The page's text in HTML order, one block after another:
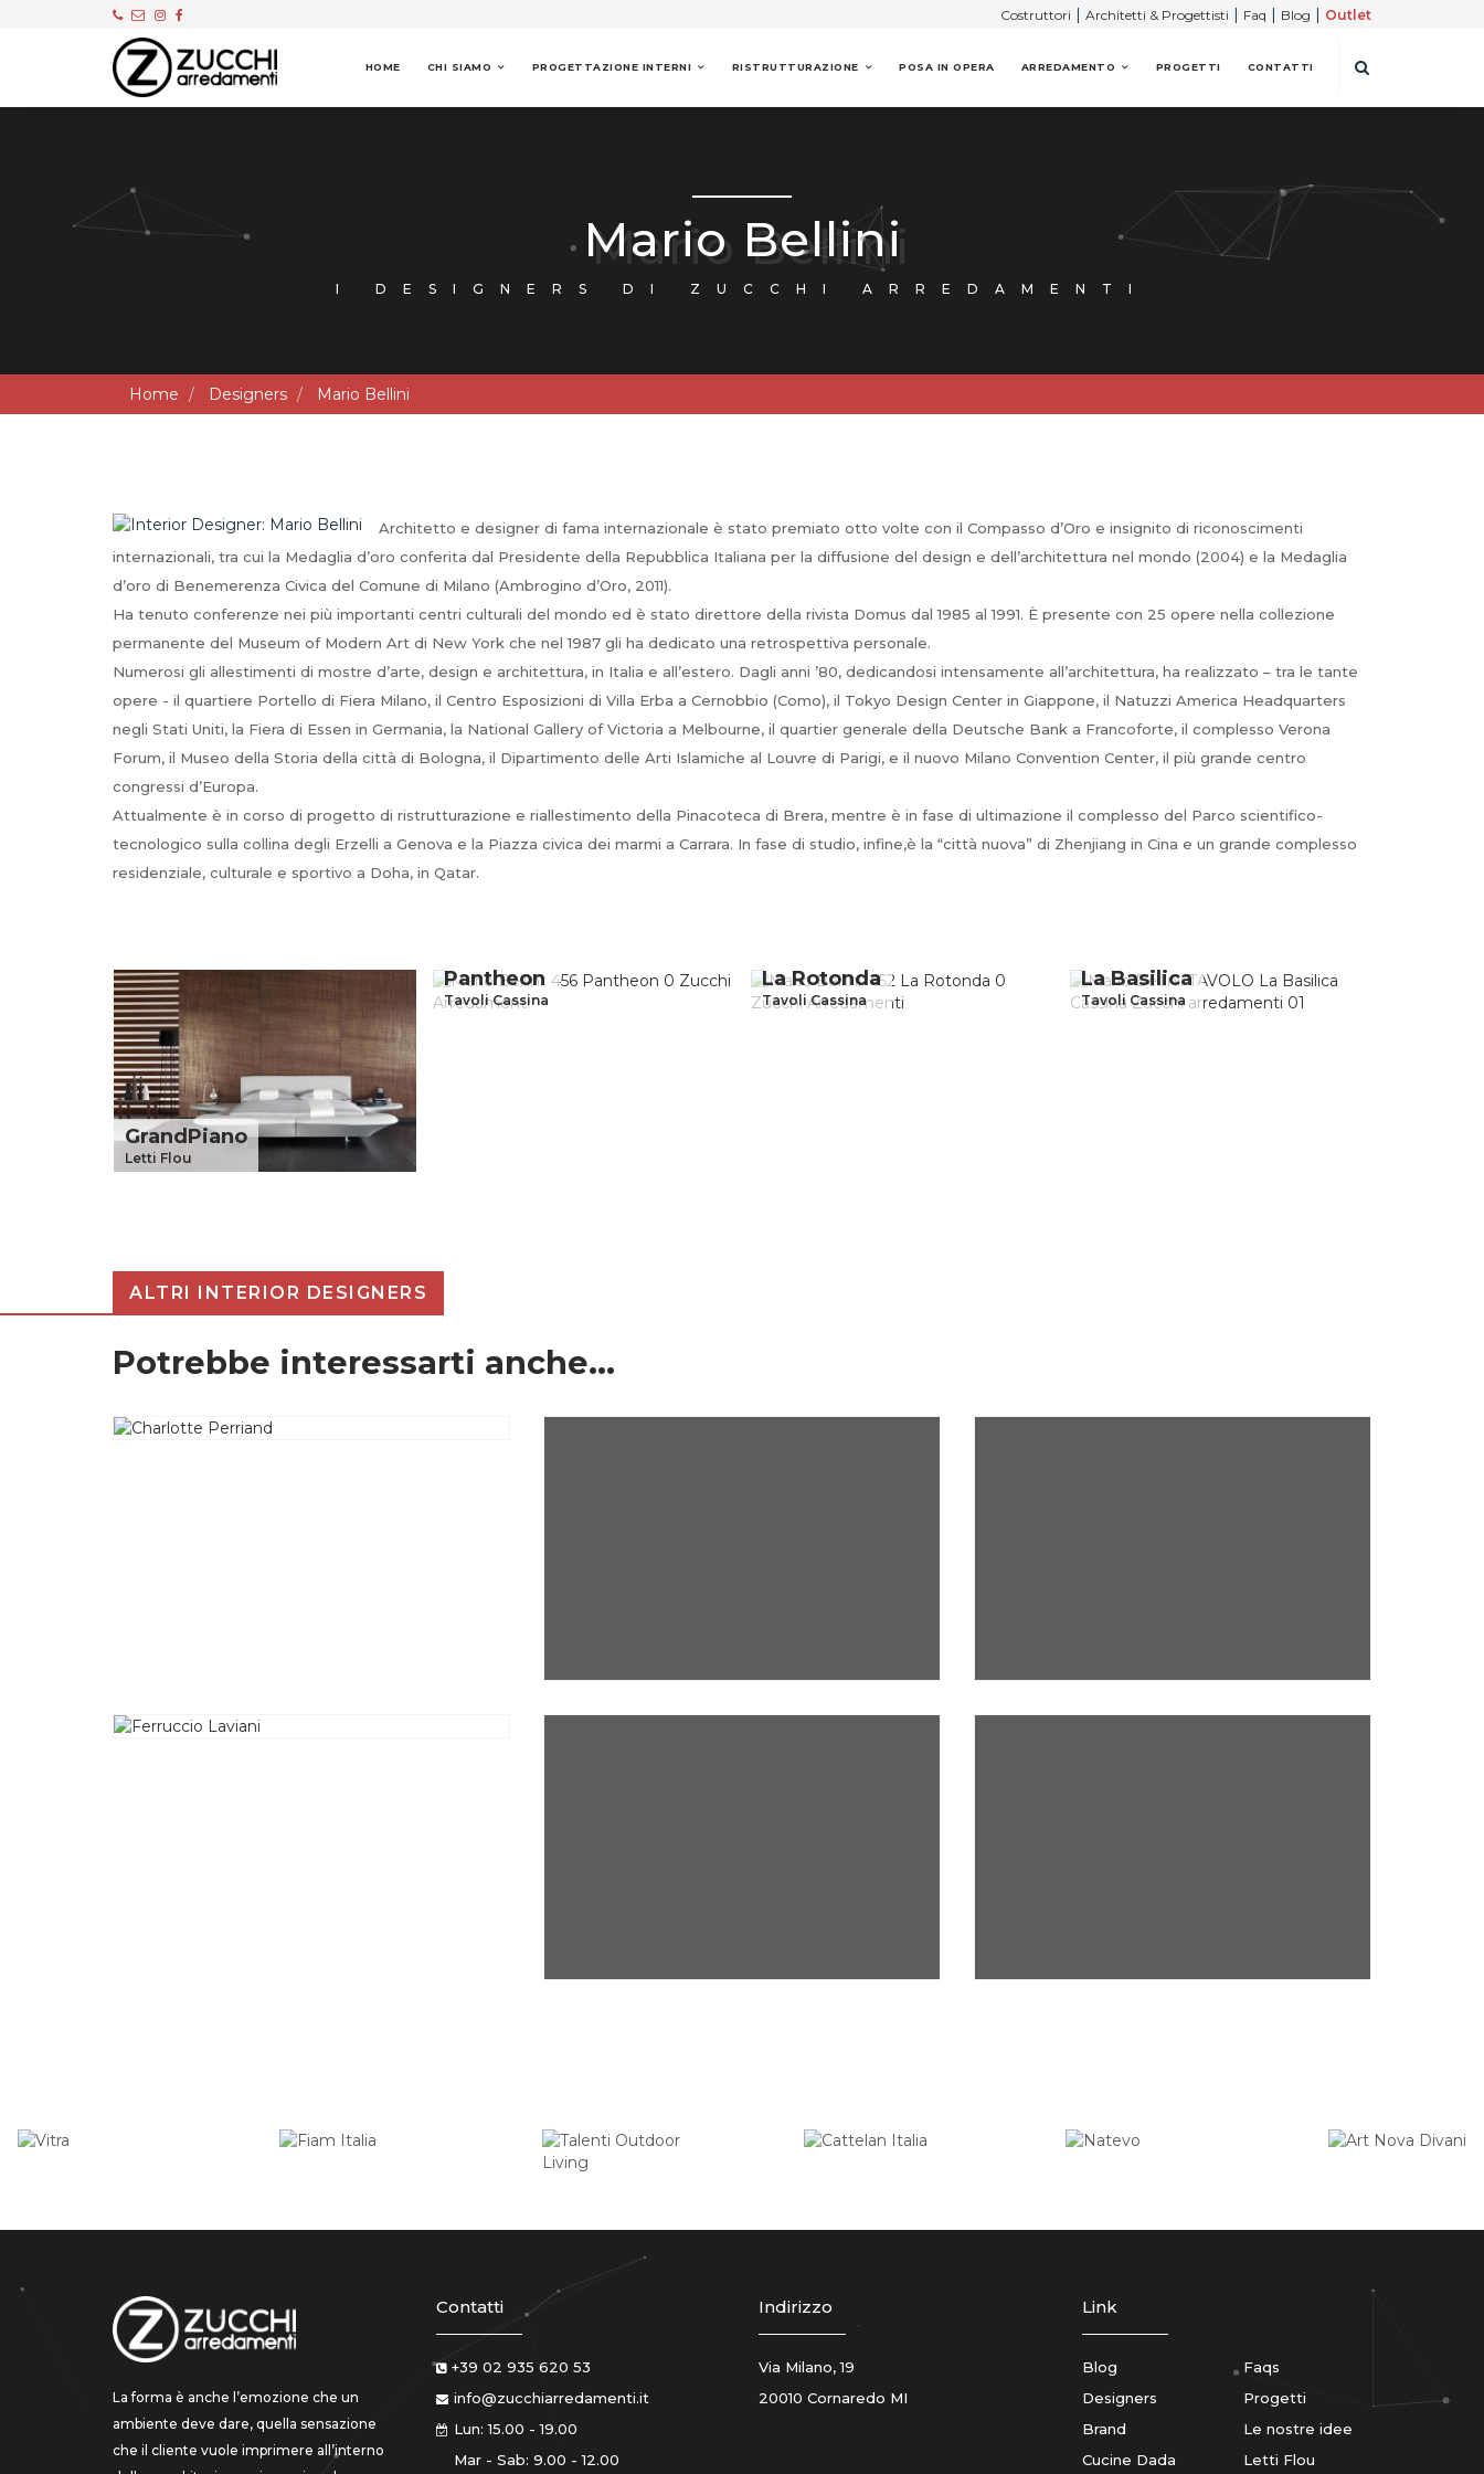
Costruttori | Architetti & Progettisti | Faq | Blog | Outlet
HOME CHI SIAMO PROGETTAZIONE INTERNI RISTRUTTURAZIONE POSA IN OPERA ARREDAMENTO PROGETTI CONTATTI
Mario Bellini
I DESIGNERS DI ZUCCHI ARREDAMENTI
Home Designers Mario Bellini
Architetto e designer di fama internazionale è stato premiato otto volte con il Compasso d’Oro e insignito di riconoscimenti
internazionali, tra cui la Medaglia d’oro conferita dal Presidente della Repubblica Italiana per la diffusione del design e dell’architettura nel mondo (2004) e la Medaglia
d’oro di Benemerenza Civica del Comune di Milano (Ambrogino d’Oro, 2011).
Ha tenuto conferenze nei più importanti centri culturali del mondo ed è stato direttore della rivista Domus dal 1985 al 1991. È presente con 25 opere nella collezione
permanente del Museum of Modern Art di New York che nel 1987 gli ha dedicato una retrospettiva personale.
Numerosi gli allestimenti di mostre d’arte, design e architettura, in Italia e all’estero. Dagli anni ’80, dedicandosi intensamente all’architettura, ha realizzato – tra le tante
opere - il quartiere Portello di Fiera Milano, il Centro Esposizioni di Villa Erba a Cernobbio (Como), il Tokyo Design Center in Giappone, il Natuzzi America Headquarters
negli Stati Uniti, la Fiera di Essen in Germania, la National Gallery of Victoria a Melbourne, il quartier generale della Deutsche Bank a Francoforte, il complesso Verona
Forum, il Museo della Storia della città di Bologna, il Dipartimento delle Arti Islamiche al Louvre di Parigi, e il nuovo Milano Convention Center, il più grande centro
congressi d’Europa.
Attualmente è in corso di progetto di ristrutturazione e riallestimento della Pinacoteca di Brera, mentre è in fase di ultimazione il complesso del Parco scientifico-
tecnologico sulla collina degli Erzelli a Genova e la Piazza civica dei marmi a Carrara. In fase di studio, infine,è la “città nuova” di Zhenjiang in Cina e un grande complesso
residenziale, culturale e sportivo a Doha, in Qatar.
GrandPiano
Letti Flou
Pantheon
Tavoli Cassina
La Rotonda
Tavoli Cassina
La Basilica
Tavoli Cassina
ALTRI INTERIOR DESIGNERS
Potrebbe interessarti anche...
La forma è anche l’emozione che un
ambiente deve dare, quella sensazione
che il cliente vuole imprimere all’interno
Contatti
+39 02 935 620 53
info@zucchiarredamenti.it
Lun: 15.00 - 19.00
Mar - Sab: 9.00 - 12.00
Indirizzo
Via Milano, 19
20010 Cornaredo MI
Link
Blog
Faqs
Designers
Progetti
Brand
Le nostre idee
Cucine Dada
Letti Flou